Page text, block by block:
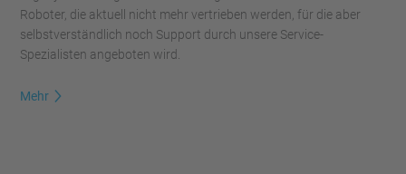
Roboter, die aktuell nicht mehr vertrieben werden, für die aber
selbstverständlich noch Support durch unsere Service-
Spezialisten angeboten wird.
Mehr